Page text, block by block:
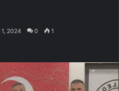
2024 0 1